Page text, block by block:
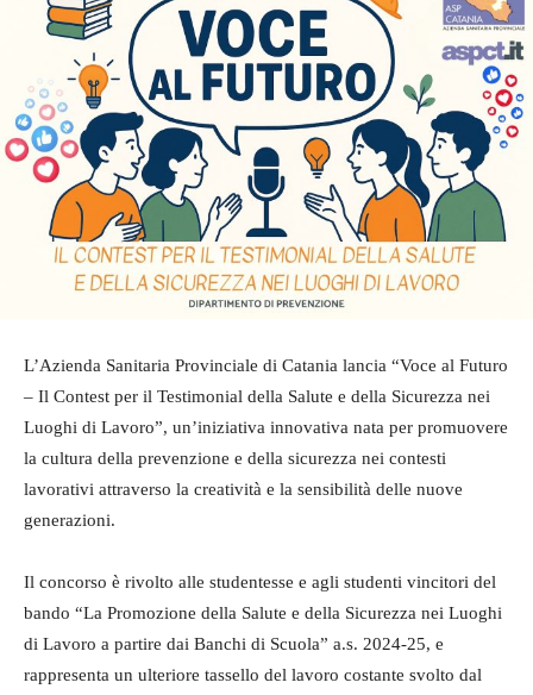
L’Azienda Sanitaria Provinciale di Catania lancia “Voce al Futuro
– Il Contest per il Testimonial della Salute e della Sicurezza nei
Luoghi di Lavoro”, un’iniziativa innovativa nata per promuovere
la cultura della prevenzione e della sicurezza nei contesti
lavorativi attraverso la creatività e la sensibilità delle nuove
generazioni.
Il concorso è rivolto alle studentesse e agli studenti vincitori del
bando “La Promozione della Salute e della Sicurezza nei Luoghi
di Lavoro a partire dai Banchi di Scuola” a.s. 2024-25, e
rappresenta un ulteriore tassello del lavoro costante svolto dal